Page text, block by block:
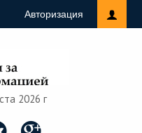
Авторизация
2026 г